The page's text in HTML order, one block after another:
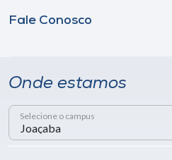
Fale Conosco
Onde estamos
Selecione o campus